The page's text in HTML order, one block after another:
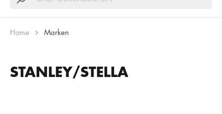
Home Marken
STANLEY/STELLA